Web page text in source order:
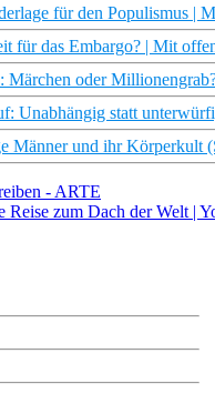
für den Populismus |
für das Embargo? | Mit
Märchen oder
Unabhängig statt
Männer und ihr
- ARTE
Reise zum Dach der Welt |